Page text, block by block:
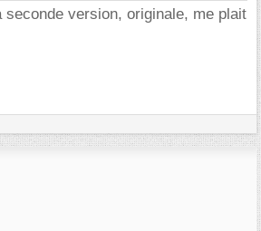
seconde version, originale, me plait